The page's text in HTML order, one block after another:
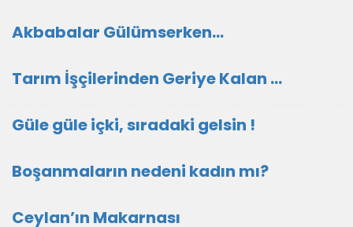
Akbabalar Gülümserken…
Tarım İşçilerinden Geriye Kalan …
Güle güle içki, sıradaki gelsin !
Boşanmaların nedeni kadın mı?
Ceylan’ın Makarnası